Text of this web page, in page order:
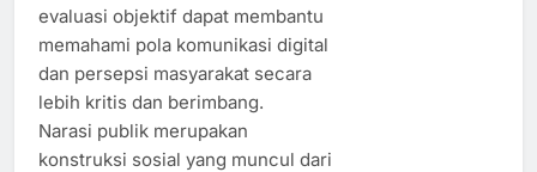
evaluasi objektif dapat membantu
memahami pola komunikasi digital
dan persepsi masyarakat secara
lebih kritis dan berimbang.
Narasi publik merupakan
konstruksi sosial yang muncul dari